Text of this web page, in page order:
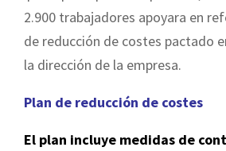
2.900 trabajadores apoyara en
de reducción de costes pactado
la dirección de la empresa.
Plan de reducción de costes
El plan incluye medidas de